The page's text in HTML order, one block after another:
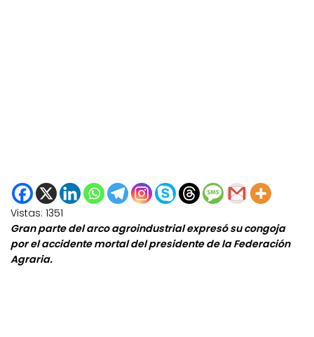
Vistas: 1351
Gran parte del arco agroindustrial expresó su congoja
por el accidente mortal del presidente de la Federación
Agraria.